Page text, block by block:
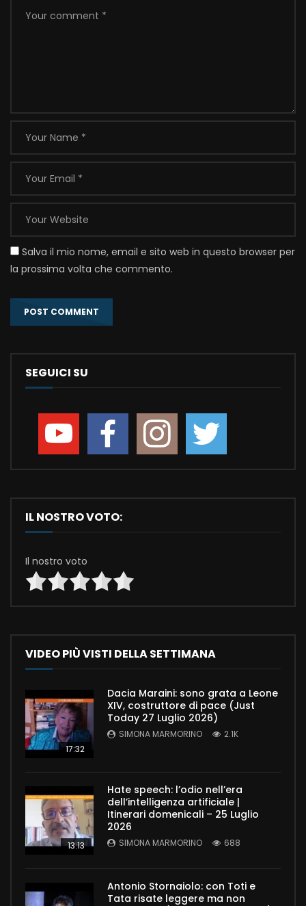
Salva il mio nome, email e sito web in questo browser per
la prossima volta che commento.
SEGUICI SU
IL NOSTRO VOTO:
Il nostro voto
VIDEO PIÙ VISTI DELLA SETTIMANA
17:32
Dacia Maraini: sono grata a Leone
XIV, costruttore di pace (Just
Today 27 Luglio 2026)
SIMONA MARMORINO 2.1K
13:13
Hate speech: l’odio nell’era
dell’intelligenza artificiale |
Itinerari domenicali – 25 Luglio
2026
SIMONA MARMORINO 688
Antonio Stornaiolo: con Toti e
Tata risate leggere ma non